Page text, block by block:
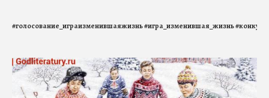
#голосование_играизменившаяжизнь#игра_изменившая_жизнь#